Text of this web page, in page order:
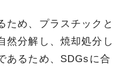
ため、プラスチックと
然分解し、焼却処分し
あるため、SDGsに合